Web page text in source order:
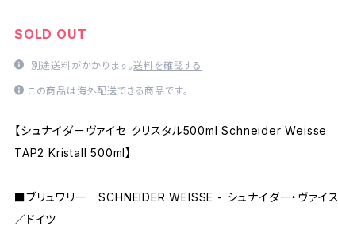
SOLD OUT
別途送料がかかります。送料を確認する
この商品は海外配送できる商品です。
【シュナイダーヴァイセ クリスタル500ml Schneider Weisse
TAP2 Kristall 500ml】
■ブリュワリー SCHNEIDER WEISSE - シュナイダー・ヴァイス
／ドイツ